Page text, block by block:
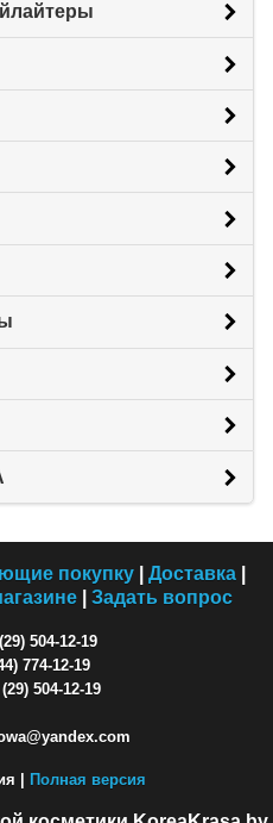
покупку| Доставка|
Задать вопрос
504-12-19
774-12-19
504-12-19
| Полная версия